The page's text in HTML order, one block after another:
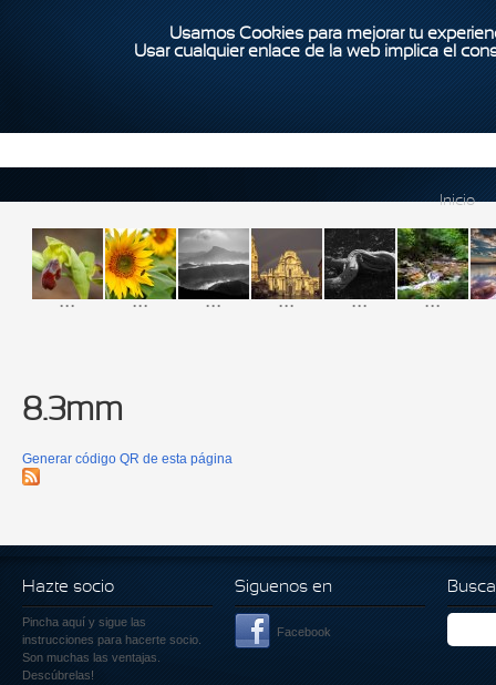
Usamos Cookies para mejorar tu
Usar cualquier enlace de la web implica el
Inicio
... ... ... ... ... ...
8.3mm
Generar código QR de esta página
Hazte socio
Pincha aquí y sigue las
instrucciones para hacerte socio.
Son muchas las ventajas.
Descúbrelas!
Siguenos en
Facebook